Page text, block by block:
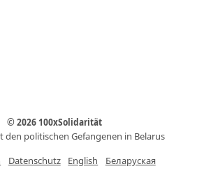
© 2026 100xSolidarität
den politischen Gefangenen in Belarus
Datenschutz English Беларуская